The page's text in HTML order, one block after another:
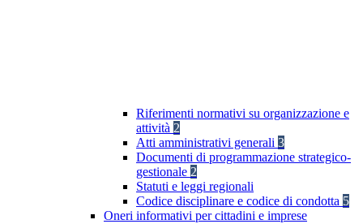
Riferimenti normativi su organizzazione e
attività 2
Atti amministrativi generali 3
Documenti di programmazione strategico-
gestionale 2
Statuti e leggi regionali
Codice disciplinare e codice di condotta 5
Oneri informativi per cittadini e imprese